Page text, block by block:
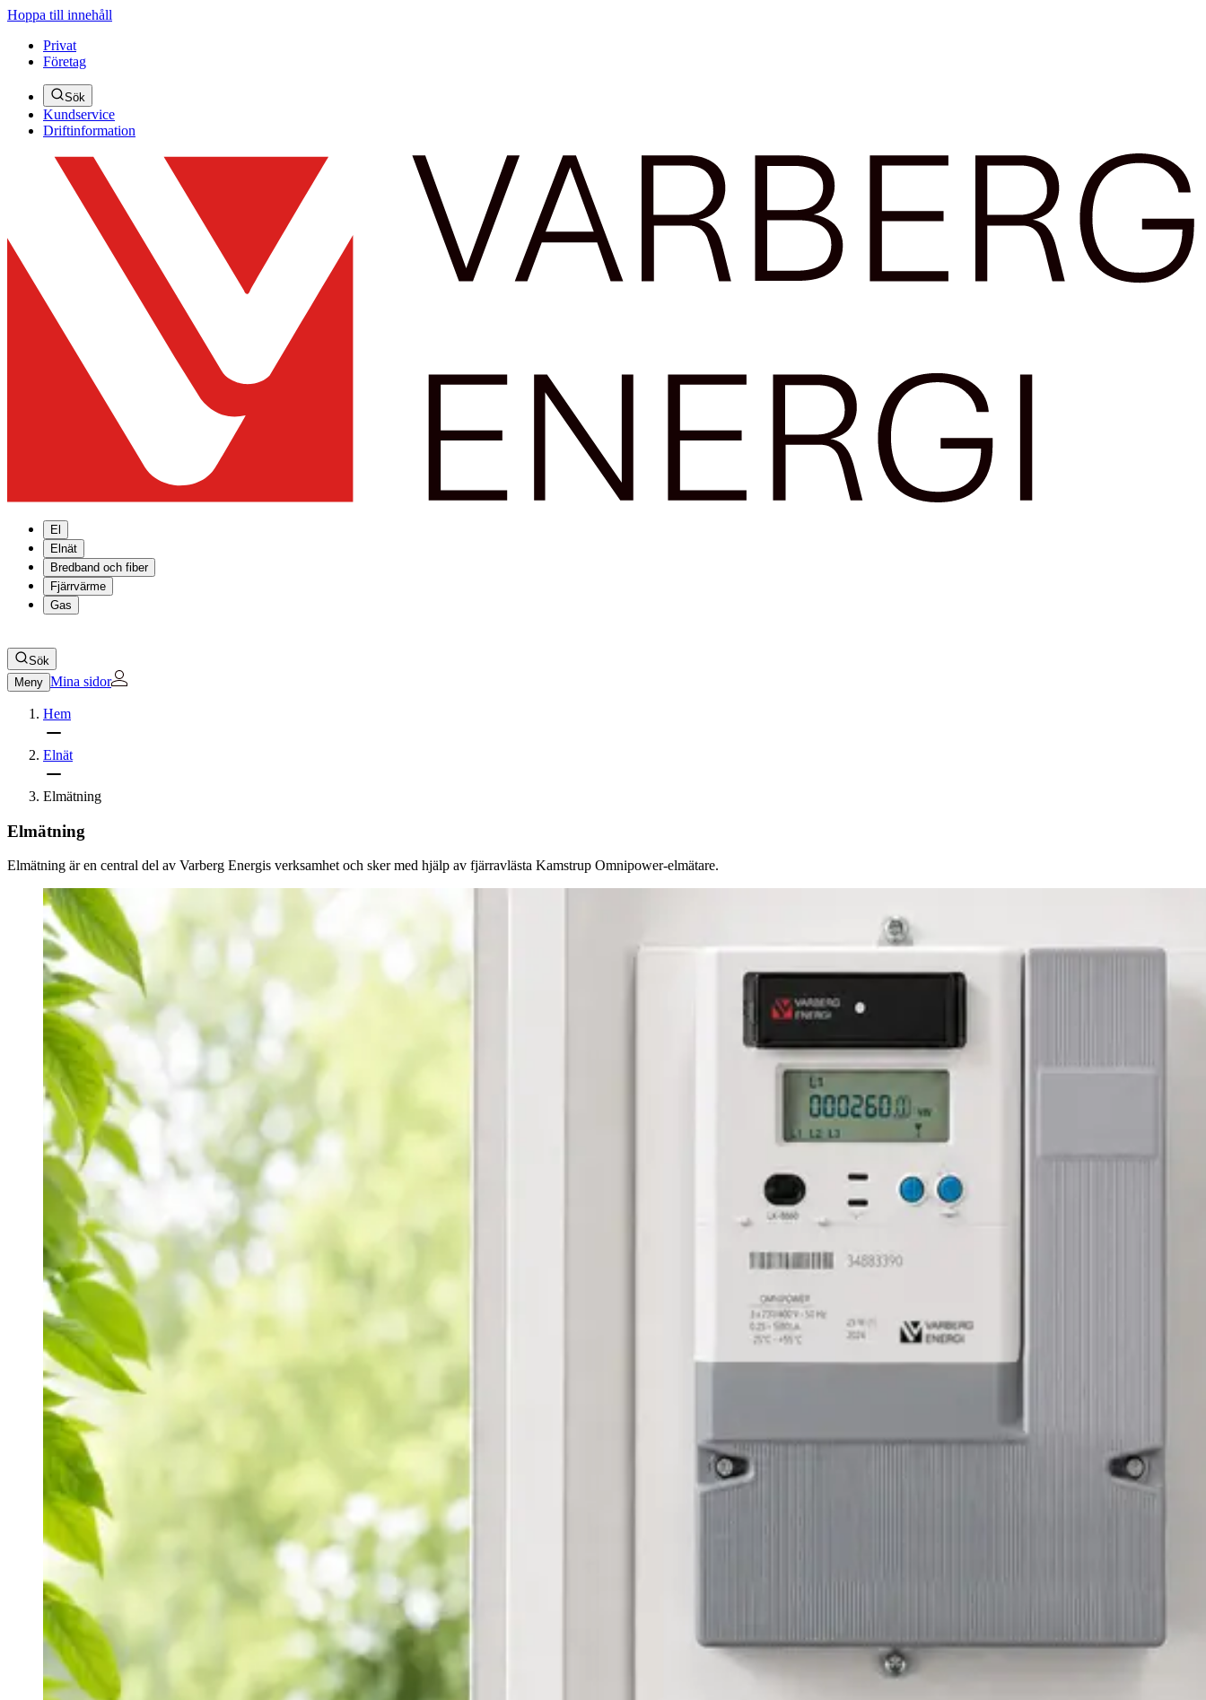
Hoppa till innehåll
Privat
Företag
Sök
Kundservice
Driftinformation
El
Elnät
Bredband och fiber
Fjärrvärme
Gas
Sök
Meny Mina sidor
Hem
Elnät
Elmätning
Elmätning
Elmätning är en central del av Varberg Energis verksamhet och sker med hjälp av fjärravlästa Kamstrup Omnipower-elmätare.